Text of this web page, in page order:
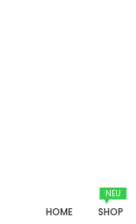
HOME
NEU
SHOP